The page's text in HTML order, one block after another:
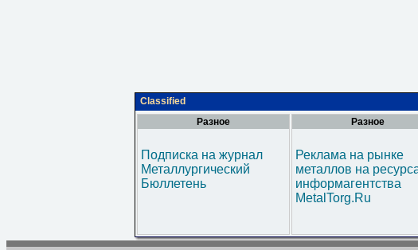
Classified
Разное
Подписка на журнал
Металлургический
Бюллетень
Разное
Реклама на рынке
металлов на
информагентства
MetalTorg.Ru